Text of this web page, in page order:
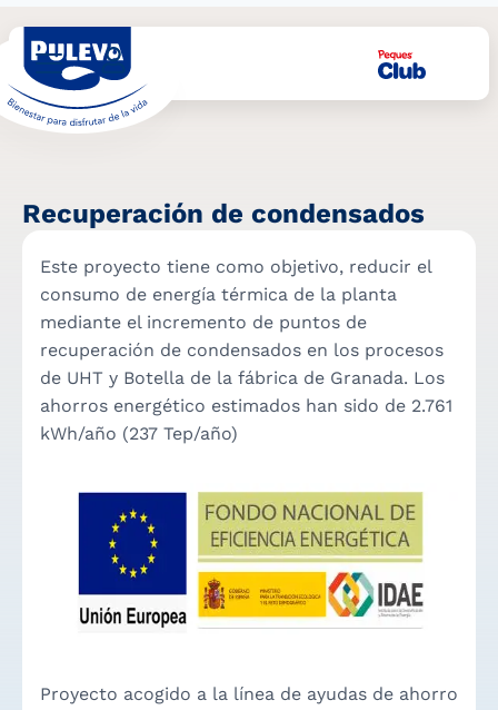
Recuperación de condensados
Este proyecto tiene como objetivo, reducir el
consumo de energía térmica de la planta
mediante el incremento de puntos de
recuperación de condensados en los procesos
de UHT y Botella de la fábrica de Granada. Los
ahorros energético estimados han sido de 2.761
kWh/año (237 Tep/año)
Proyecto acogido a la línea de ayudas de ahorro